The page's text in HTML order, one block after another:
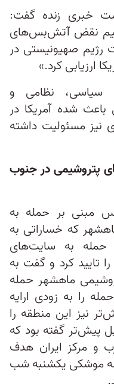
خبری زنده گفت:
نقض آتش‌بس‌های
رژیم صهیونیستی در
ارزیابی کرد.»
سیاسی، نظامی و
باعث شده آمریکا در
نیز مسئولیت داشته
پتروشیمی در جنوب
مبنی بر حمله به
که خساراتی به
حمله به سایت‌های
تایید کرد و گفت به
ماهشهر حمله
را به زودی ارایه
نیز این منطقه را
پیش‌تر گفته بود که
و مرکز ایران هدف
موشکی یکشنبه شب